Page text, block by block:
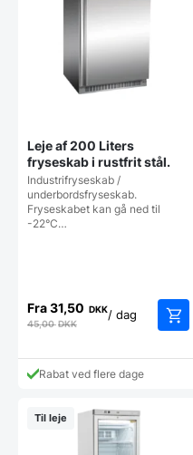
Leje af 200 Liters
fryseskab i rustfrit stål.
Industrifryseskab /
underbordsfryseskab.
Fryseskabet kan gå ned til
-22°C…
Fra31,50 DKK
45,00DKK
/ dag
Rabat ved flere dage
Til leje